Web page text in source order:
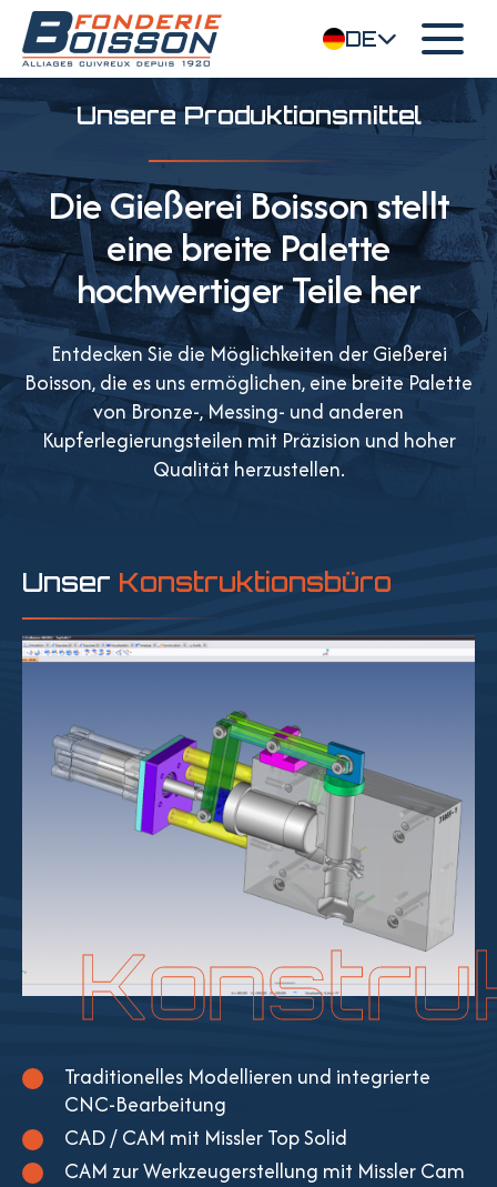
DE
Die Gießerei Boisson stellt
eine breite Palette
hochwertiger Teile her
Unsere Produktionsmittel
Entdecken Sie die Möglichkeiten der Gießerei
Boisson, die es uns ermöglichen, eine breite Palette
von Bronze-, Messing- und anderen
Kupferlegierungsteilen mit Präzision und hoher
Qualität herzustellen.
Unser Konstruktionsbüro
Traditionelles Modellieren und integrierte
CNC-Bearbeitung
CAD / CAM mit Missler Top Solid
CAM zur Werkzeugerstellung mit Missler Cam